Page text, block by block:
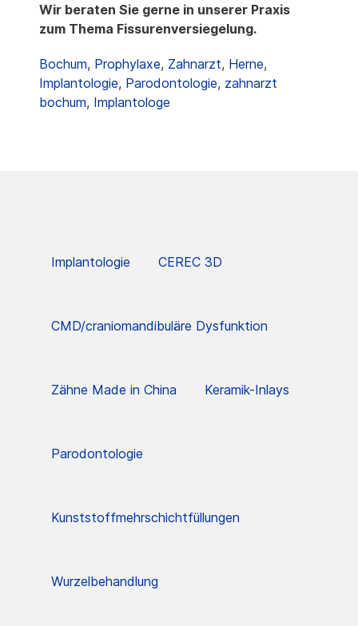
Wir beraten Sie gerne in unserer Praxis
zum Thema Fissurenversiegelung.
Bochum, Prophylaxe, Zahnarzt, Herne,
Implantologie, Parodontologie, zahnarzt
bochum, Implantologe
Implantologie CEREC 3D
CMD/craniomandibuläre Dysfunktion
Zähne Made in China Keramik-Inlays
Parodontologie
Kunststoffmehrschichtfüllungen
Wurzelbehandlung